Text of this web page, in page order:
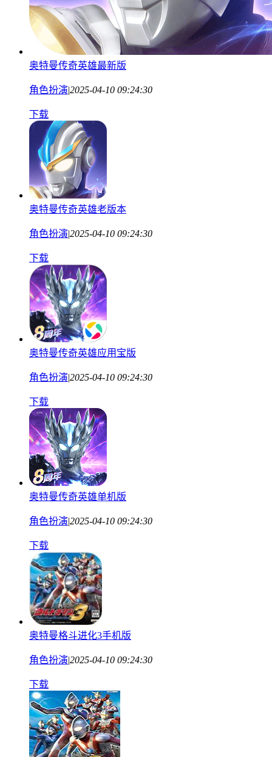
奥特曼传奇英雄最新版
角色扮演|2025-04-10 09:24:30
下载
奥特曼传奇英雄老版本
角色扮演|2025-04-10 09:24:30
下载
奥特曼传奇英雄应用宝版
角色扮演|2025-04-10 09:24:30
下载
奥特曼传奇英雄单机版
角色扮演|2025-04-10 09:24:30
下载
奥特曼格斗进化3手机版
角色扮演|2025-04-10 09:24:30
下载